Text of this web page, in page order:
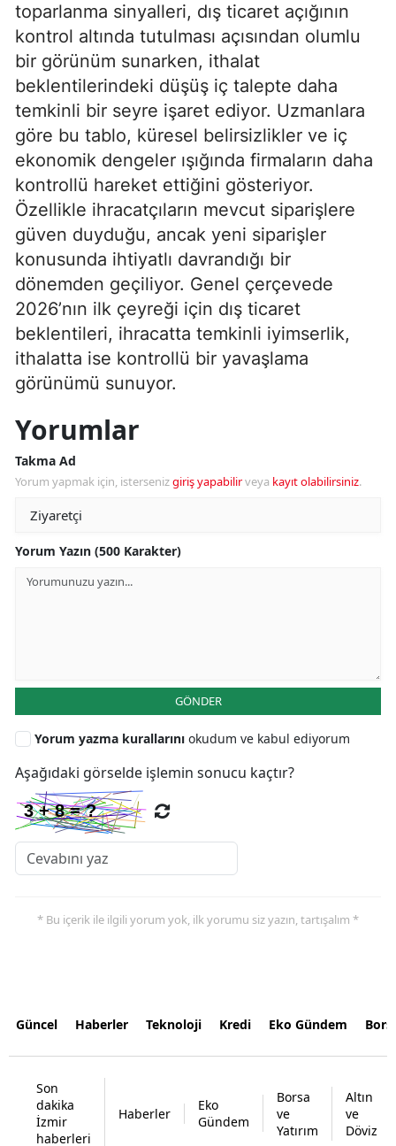
toparlanma sinyalleri, dış ticaret açığının
kontrol altında tutulması açısından olumlu
bir görünüm sunarken, ithalat
beklentilerindeki düşüş iç talepte daha
temkinli bir seyre işaret ediyor. Uzmanlara
göre bu tablo, küresel belirsizlikler ve iç
ekonomik dengeler ışığında firmaların daha
kontrollü hareket ettiğini gösteriyor.
Özellikle ihracatçıların mevcut siparişlere
güven duyduğu, ancak yeni siparişler
konusunda ihtiyatlı davrandığı bir
dönemden geçiliyor. Genel çerçevede
2026’nın ilk çeyreği için dış ticaret
beklentileri, ihracatta temkinli iyimserlik,
ithalatta ise kontrollü bir yavaşlama
görünümü sunuyor.
Yorumlar
Takma Ad
Yorum yapmak için, istersenizgiriş yapabilirveya kayıt olabilirsiniz.
Yorum Yazın (500 Karakter)
GÖNDER
Yorum yazma kurallarını okudum ve kabul ediyorum
Aşağıdaki görselde işlemin sonucu kaçtır?
* Bu içerik ile ilgili yorum yok, ilk yorumu siz yazın, tartışalım *
Güncel Haberler Teknoloji Kredi Eko Gündem
Son
dakika
İzmir
haberleri
Haberler
Eko
Gündem
Borsa
ve
Yatırım
Altın
ve
Döviz